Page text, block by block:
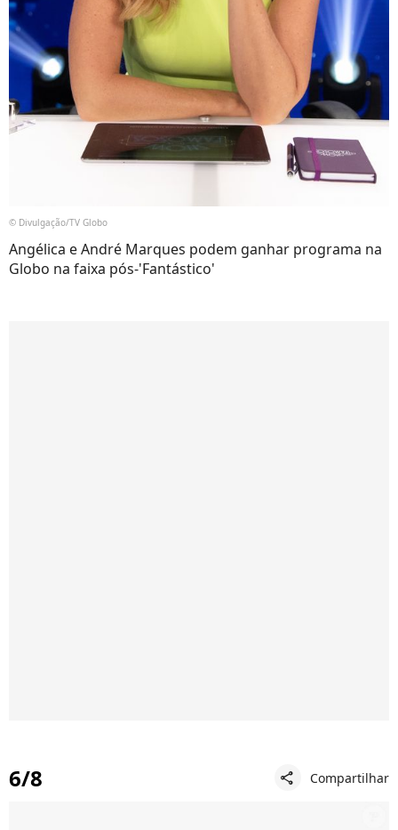
© Divulgação/TV Globo
Angélica e André Marques podem ganhar programa na
Globo na faixa pós-'Fantástico'
6/8 share Compartilhar